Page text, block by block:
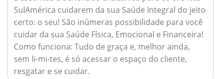
SulAmérica cuidarem da sua Saúde Integral do jeito
certo: o seu! São inúmeras possibilidade para você
cuidar da sua Saúde Física, Emocional e Financeira!
Como funciona: Tudo de graça e, melhor ainda,
sem li-mi-tes, é só acessar o espaço do cliente,
resgatar e se cuidar.